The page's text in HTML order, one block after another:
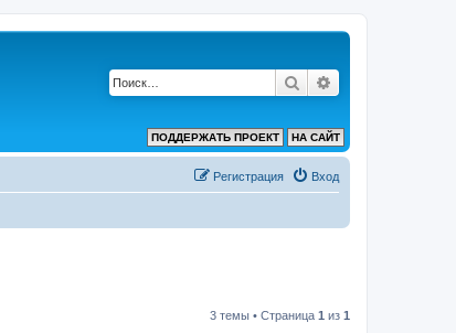
Поиск
НА САЙТ
ПОДДЕРЖАТЬ ПРОЕКТ
Вход
Регистрация
3 темы • Страница 1 из 1